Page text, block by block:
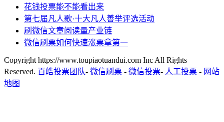
花钱投票能不能看出来
第七届凡人歌·十大凡人善举评选活动
刷微信文章阅读量产业链
微信刷票如何快速涨票拿第一
Copyright https://www.toupiaotuandui.com Inc All Rights
Reserved. 百皓投票团队- 微信刷票 - 微信投票- 人工投票 - 网站
地图